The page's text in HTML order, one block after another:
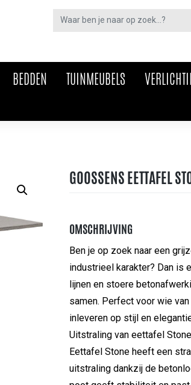
BEDDEN TUINMEUBELS
GOOSSENS EETTAFEL
OMSCHRIJVING
Ben je op zoek naar een
industrieel karakter? Dan is
lijnen en stoere
samen. Perfect voor wie
inleveren op stijl en
Uitstraling van eettafel
Eettafel Stone heeft een
uitstraling dankzij de